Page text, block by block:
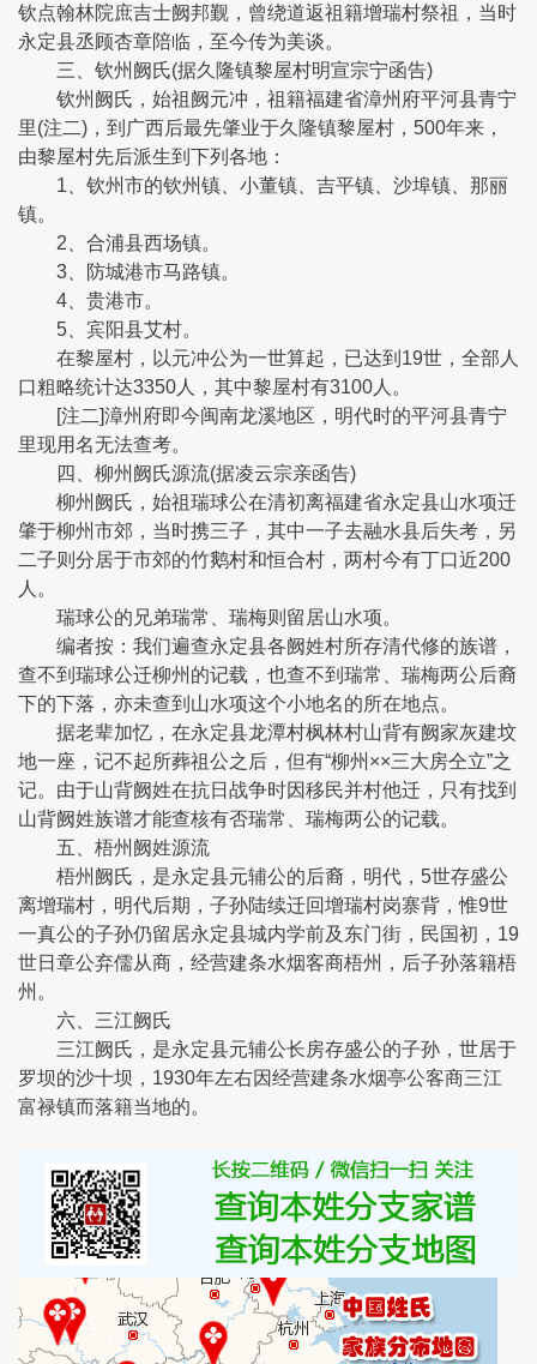
钦点翰林院庶吉士阙邦觐，曾绕道返祖籍增瑞村祭祖，当时
永定县丞顾杏章陪临，至今传为美谈。
三、钦州阙氏(据久隆镇黎屋村明宣宗宁函告)
钦州阙氏，始祖阙元冲，祖籍福建省漳州府平河县青宁
里(注二)，到广西后最先肇业于久隆镇黎屋村，500年来，
由黎屋村先后派生到下列各地：
1、钦州市的钦州镇、小董镇、吉平镇、沙埠镇、那丽
镇。
2、合浦县西场镇。
3、防城港市马路镇。
4、贵港市。
5、宾阳县艾村。
在黎屋村，以元冲公为一世算起，已达到19世，全部人
口粗略统计达3350人，其中黎屋村有3100人。
[注二]漳州府即今闽南龙溪地区，明代时的平河县青宁
里现用名无法查考。
四、柳州阙氏源流(据凌云宗亲函告)
柳州阙氏，始祖瑞球公在清初离福建省永定县山水项迁
肇于柳州市郊，当时携三子，其中一子去融水县后失考，另
二子则分居于市郊的竹鹅村和恒合村，两村今有丁口近200
人。
瑞球公的兄弟瑞常、瑞梅则留居山水项。
编者按：我们遍查永定县各阙姓村所存清代修的族谱，
查不到瑞球公迁柳州的记载，也查不到瑞常、瑞梅两公后裔
下的下落，亦未查到山水项这个小地名的所在地点。
据老辈加忆，在永定县龙潭村枫林村山背有阙家灰建坟
地一座，记不起所葬祖公之后，但有“柳州××三大房仝立”之
记。由于山背阙姓在抗日战争时因移民并村他迁，只有找到
山背阙姓族谱才能查核有否瑞常、瑞梅两公的记载。
五、梧州阙姓源流
梧州阙氏，是永定县元辅公的后裔，明代，5世存盛公
离增瑞村，明代后期，子孙陆续迁回增瑞村岗寨背，惟9世
一真公的子孙仍留居永定县城内学前及东门街，民国初，19
世日章公弃儒从商，经营建条水烟客商梧州，后子孙落籍梧
州。
六、三江阙氏
三江阙氏，是永定县元辅公长房存盛公的子孙，世居于
罗坝的沙十坝，1930年左右因经营建条水烟亭公客商三江
富禄镇而落籍当地的。